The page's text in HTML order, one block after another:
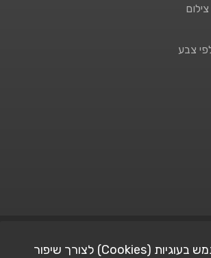
צבע
אתר זה משתמש בעוגיות (Cookies) לצורך שיפור